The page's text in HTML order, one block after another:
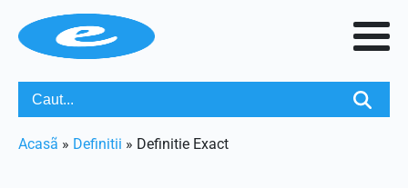
Acasã » Definitii » Definitie Exact